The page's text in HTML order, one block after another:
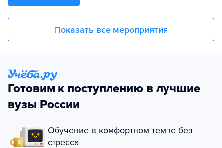
Показать все мероприятия
Готовим к поступлению в лучшие
вузы России
Обучение в комфортном темпе без
стресса